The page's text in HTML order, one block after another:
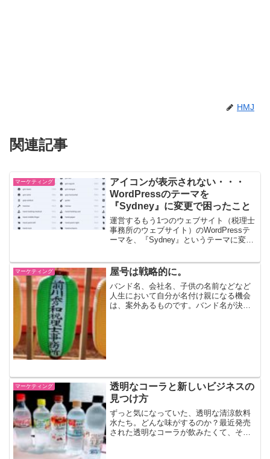
HMJ
関連記事
マーケティング
アイコンが表示されない・・・
WordPressのテーマを
『Sydney』に変更で困ったこと
運営するもう1つのウェブサイト（税理士
事務所のウェブサイト）のWordPressテ
ーマを、『Sydney』というテーマに変更
WordPressの無料テーマ『Sydney』無料
の...
マーケティング 屋号は戦略的に。
バンド名、会社名、子供の名前などなど
人生において自分が名付け親になる機会
は、案外あるものです。バンド名が決ま
マーケティング
透明なコーラと新しいビジネスの
見つけ方
ずっと気になっていた、透明な清涼飲料
水たち。どんな味がするのか？最近発売
された透明なコーラが飲みたくて、そし